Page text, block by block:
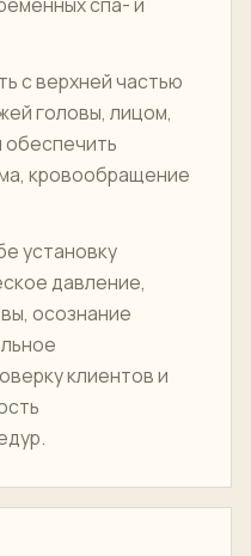
с верхней частью
головы, лицом,
кровообращение
установку
давление,
осознание
клиентов и